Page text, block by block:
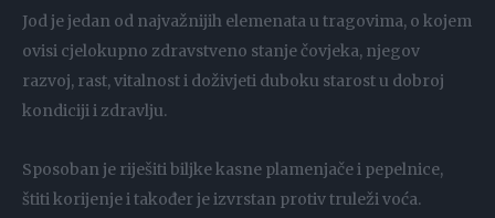
Jod je jedan od najvažnijih elemenata u tragovima, o kojem
ovisi cjelokupno zdravstveno stanje čovjeka, njegov
razvoj, rast, vitalnost i doživjeti duboku starost u dobroj
kondiciji i zdravlju.
Sposoban je riješiti biljke kasne plamenjače i pepelnice,
štiti korijenje i također je izvrstan protiv truleži voća.